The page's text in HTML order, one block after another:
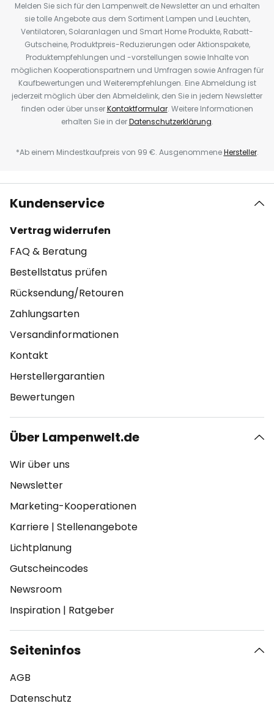
Melden Sie sich für den Lampenwelt.de Newsletter an und erhalten
sie tolle Angebote aus dem Sortiment Lampen und Leuchten,
Ventilatoren, Solaranlagen und Smart Home Produkte, Rabatt-
Gutscheine, Produktpreis-Reduzierungen oder Aktionspakete,
Produktempfehlungen und -vorstellungen sowie Inhalte von
möglichen Kooperationspartnern und Umfragen sowie Anfragen für
Kaufbewertungen und Weiterempfehlungen. Eine Abmeldung ist
jederzeit möglich über den Abmeldelink, den Sie in jedem Newsletter
finden oder über unserKontaktformular. Weitere Informationen
erhalten Sie in derDatenschutzerklärung.
*Ab einem Mindestkaufpreis von 99 €. AusgenommeneHersteller.
Kundenservice
Vertrag widerrufen
FAQ & Beratung
Bestellstatus prüfen
Rücksendung/Retouren
Zahlungsarten
Versandinformationen
Kontakt
Herstellergarantien
Bewertungen
Über Lampenwelt.de
Wir über uns
Newsletter
Marketing-Kooperationen
Karriere | Stellenangebote
Lichtplanung
Gutscheincodes
Newsroom
Inspiration | Ratgeber
Seiteninfos
AGB
Datenschutz